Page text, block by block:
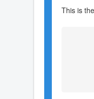
This is